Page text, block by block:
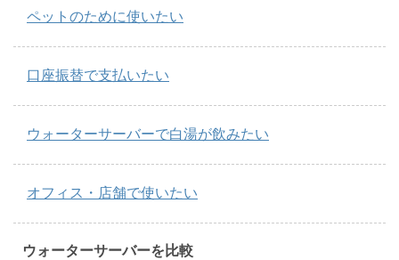
ペットのために使いたい
口座振替で支払いたい
ウォーターサーバーで白湯が飲みたい
オフィス・店舗で使いたい
ウォーターサーバーを比較